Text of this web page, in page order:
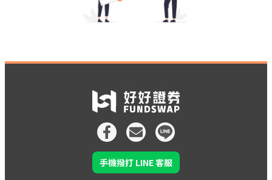
手機撥打 LINE 客服